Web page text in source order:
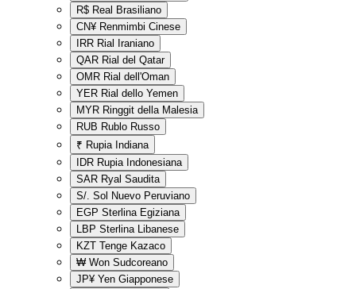
R$ Real Brasiliano
CN¥ Renmimbi Cinese
IRR Rial Iraniano
QAR Rial del Qatar
OMR Rial dell'Oman
YER Rial dello Yemen
MYR Ringgit della Malesia
RUB Rublo Russo
₹ Rupia Indiana
IDR Rupia Indonesiana
SAR Ryal Saudita
S/. Sol Nuevo Peruviano
EGP Sterlina Egiziana
LBP Sterlina Libanese
KZT Tenge Kazaco
₩ Won Sudcoreano
JP¥ Yen Giapponese